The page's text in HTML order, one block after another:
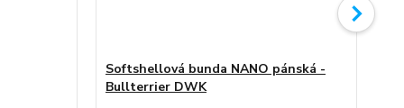
Softshellová bunda NANO pánská -
Bullterrier DWK